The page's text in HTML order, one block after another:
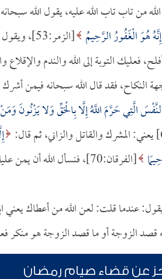
من تاب تاب الله عليه، يقول الله
هُوَ الْغَفُورُ الرَّحِيمُ [الزمر:53]، ويقول سبحانه:
أفلح، فعليك التوبة إلى الله والندم
فقد قال الله سبحانه فيمن
الَّتِي حَرَّمَ اللَّهُ إِلَّا بِالْحَقِّ وَلا يَزْنُونَ
[الفرقان:70]، فنسأل الله
عندما قلت: لعن الله من أعطاك يعني
الزوجة أو ما قصد الزوجة هو منكر
عن قضاء صيام رمضان